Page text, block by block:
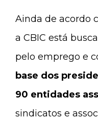
Ainda de acordo
a CBIC está
pelo emprego e
base dos
90 entidades
sindicatos e